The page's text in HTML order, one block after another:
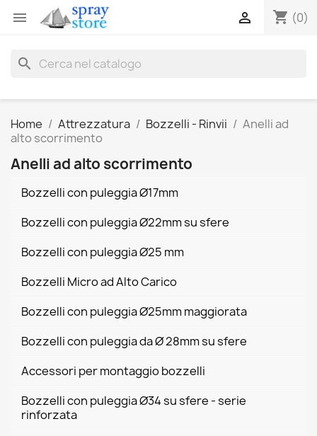
 shopping_cart (0)

search
Home Attrezzatura Bozzelli - Rinvii
Anelli ad
alto scorrimento
Anelli ad alto scorrimento
Bozzelli con puleggia Ø17mm
Bozzelli con puleggia Ø22mm su sfere
Bozzelli con puleggia Ø25 mm
Bozzelli Micro ad Alto Carico
Bozzelli con puleggia Ø25mm maggiorata
Bozzelli con puleggia da Ø 28mm su sfere
Accessori per montaggio bozzelli
Bozzelli con puleggia Ø34 su sfere - serie
rinforzata